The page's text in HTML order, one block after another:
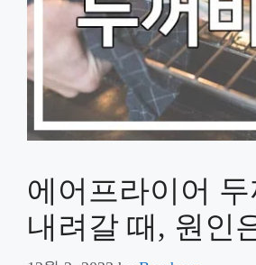
에어프라이어 두
내려갈 때, 원인